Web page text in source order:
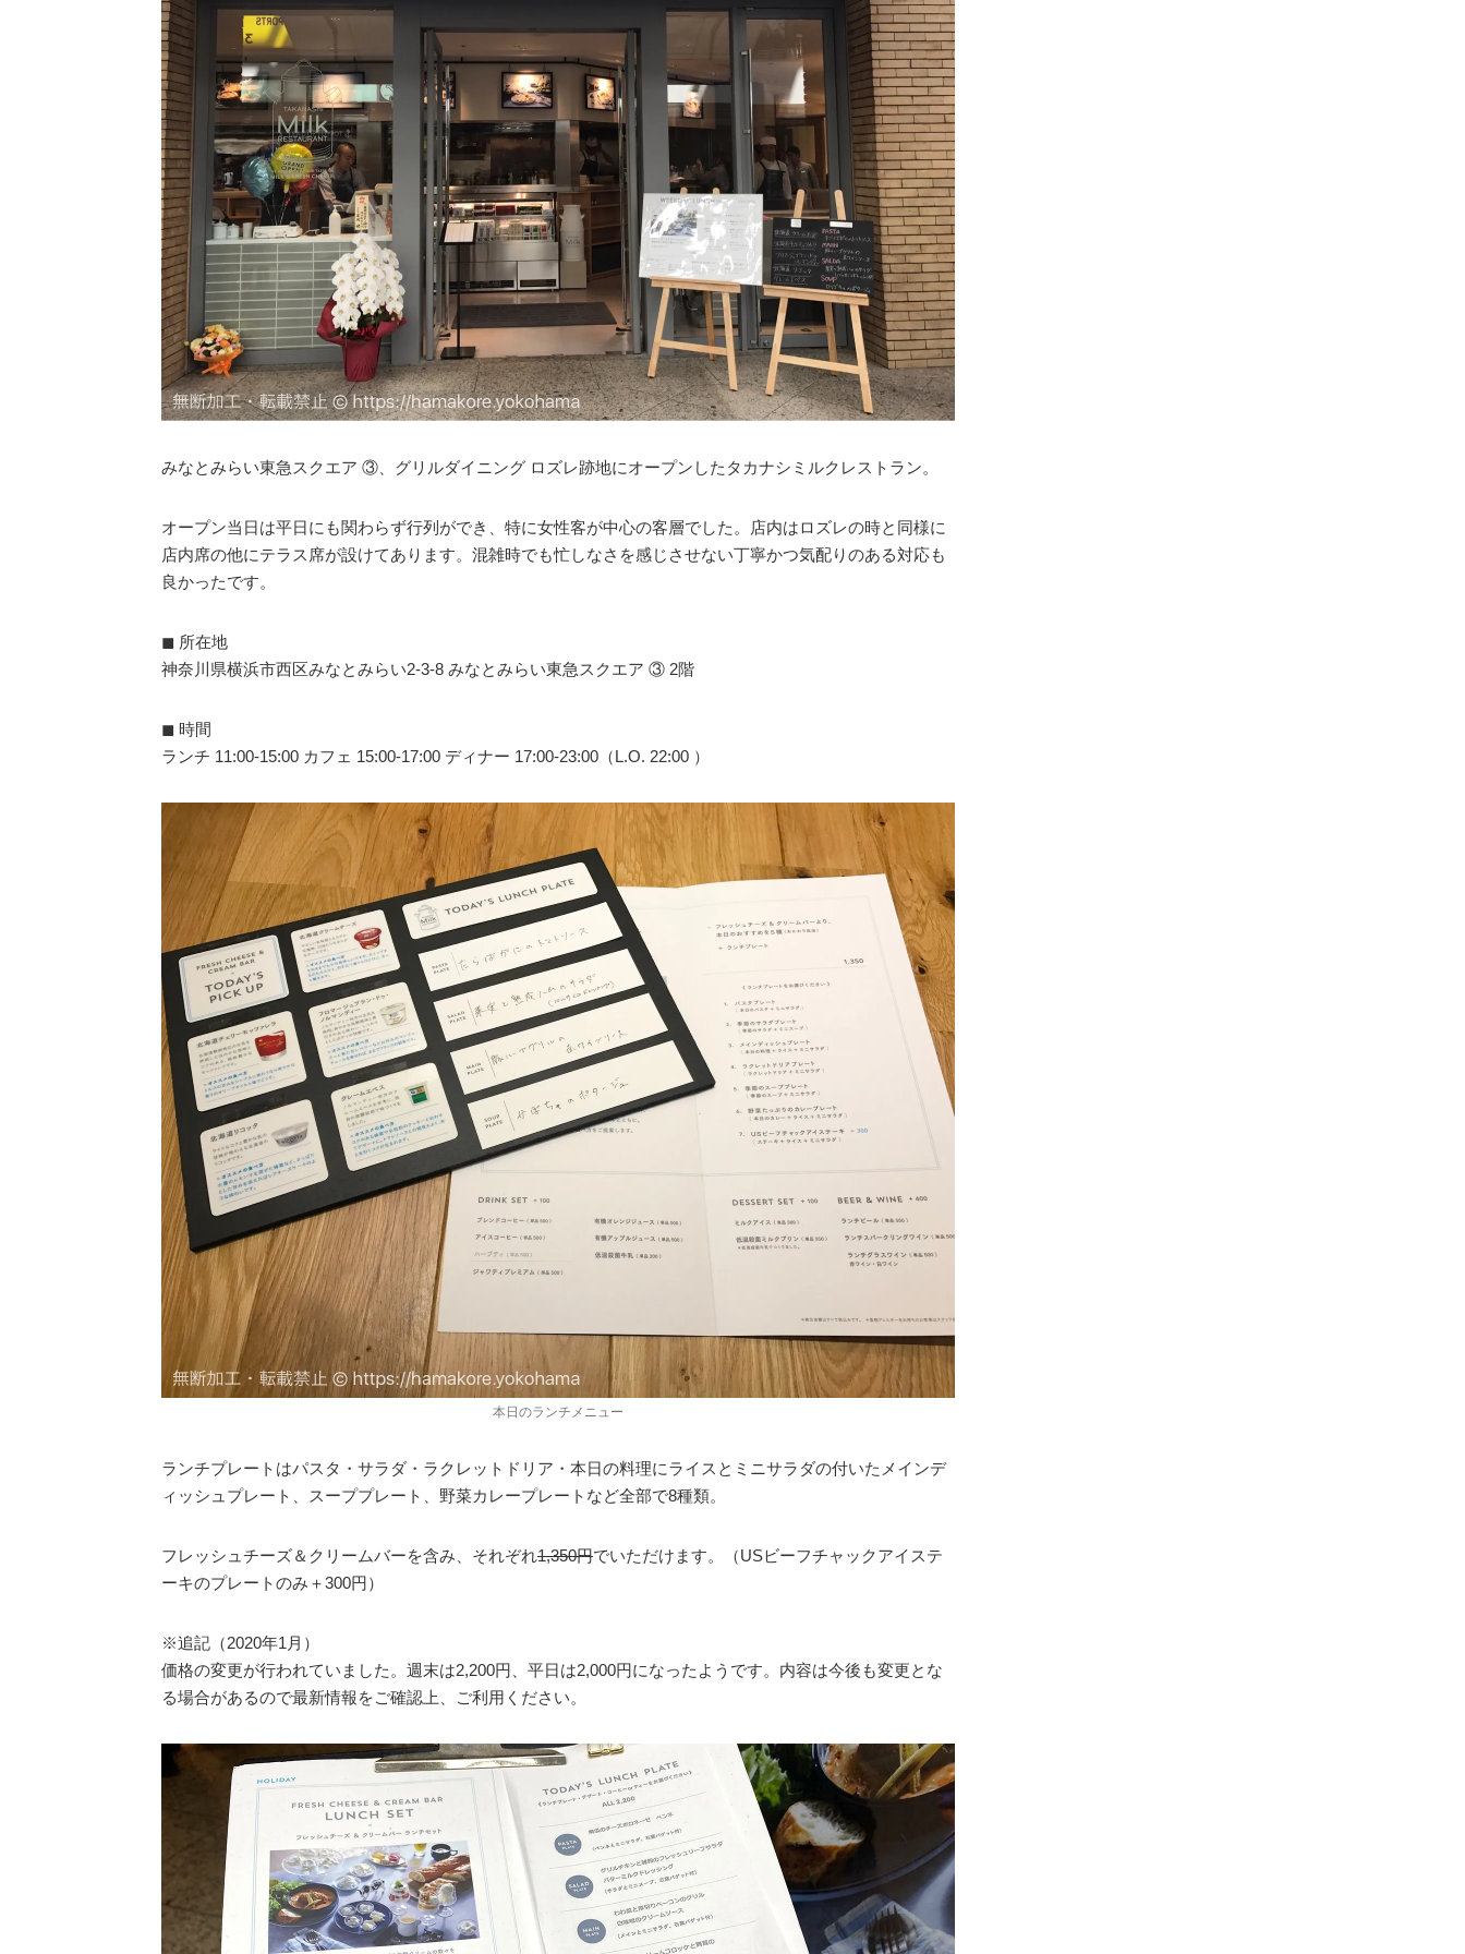
みなとみらい東急スクエア ③、グリルダイニング ロズレ跡地にオープンしたタカナシミルクレストラン。
オープン当日は平日にも関わらず行列ができ、特に女性客が中心の客層でした。店内はロズレの時と同様に
店内席の他にテラス席が設けてあります。混雑時でも忙しなさを感じさせない丁寧かつ気配りのある対応も
良かったです。
◼︎ 所在地
神奈川県横浜市西区みなとみらい2-3-8 みなとみらい東急スクエア ③ 2階
◼︎ 時間
ランチ 11:00-15:00 カフェ 15:00-17:00 ディナー 17:00-23:00（L.O. 22:00 ）
本日のランチメニュー
ランチプレートはパスタ・サラダ・ラクレットドリア・本日の料理にライスとミニサラダの付いたメインデ
ィッシュプレート、スーププレート、野菜カレープレートなど全部で8種類。
フレッシュチーズ＆クリームバーを含み、それぞれ1,350円でいただけます。（USビーフチャックアイステ
ーキのプレートのみ＋300円）
※追記（2020年1月）
価格の変更が行われていました。週末は2,200円、平日は2,000円になったようです。内容は今後も変更とな
る場合があるので最新情報をご確認上、ご利用ください。